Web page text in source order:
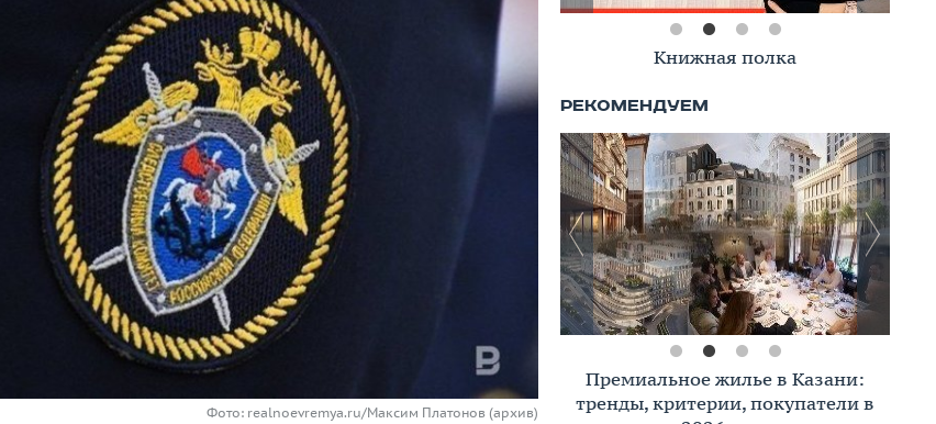
Фото: realnoevremya.ru/Максим Платонов (архив)
Книжная полка
Премиальное жилье в Казани:
тренды, критерии, покупатели в